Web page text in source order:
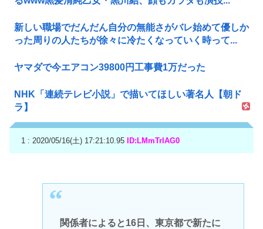
新しい職場でだんだん自分の無能さがバレ始めて優しか
った周りの人たちが徐々に冷たくなっていく時って...
ヤマダで今エアコン39800円工事費1万だった
NHK「連続テレビ小説」で描いてほしい著名人【朝ド
ラ】
1 : 2020/05/16(土) 17:21:10.95 ID:LMmTrIAG0
関係者によると16日、東京都で新たに